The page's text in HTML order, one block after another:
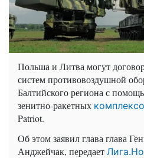
Польша и Литва могут
систем противовоздушной
Балтийского региона с
зенитно-ракетных
Patriot.
Об этом заявил глава глава
Анджейчак, передает